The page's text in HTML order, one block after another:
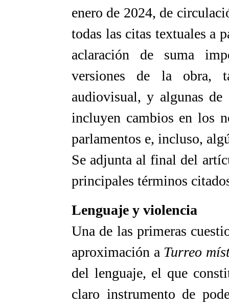
enero de 2024, de
todas las citas textuales a
aclaración de suma
versiones de la obra,
audiovisual, y algunas
incluyen cambios en los
parlamentos e, incluso,
Se adjunta al final del
principales términos
Lenguaje y violencia
Una de las primeras
aproximación a Turreo
del lenguaje, el que
claro instrumento de